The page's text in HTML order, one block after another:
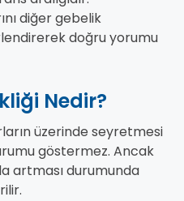
diğer gebelik
doğru yorumu
Nedir?
üzerinde seyretmesi
göstermez. Ancak
artması durumunda